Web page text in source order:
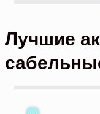
Лучшие